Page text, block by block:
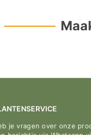
je vragen over onze